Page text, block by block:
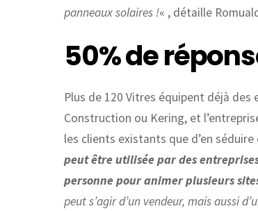
panneaux solaires !« , détaille
50% de
Plus de 120 Vitres équipent déjà des
Construction ou Kering, et
les clients existants que d’en
peut être utilisée par des
personne pour animer plusieurs
peut s’agir d’un vendeur, mais aussi